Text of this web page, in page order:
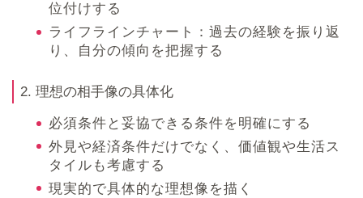
位付けする
ライフラインチャート：過去の経験を振り返
り、自分の傾向を把握する
2. 理想の相手像の具体化
必須条件と妥協できる条件を明確にする
外見や経済条件だけでなく、価値観や生活ス
タイルも考慮する
現実的で具体的な理想像を描く